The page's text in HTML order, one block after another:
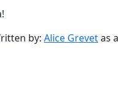
by: Alice Grevetas